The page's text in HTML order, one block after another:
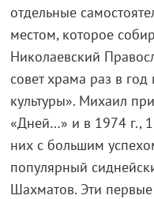
отдельные
местом, которое
Николаевский
совет храма раз в
культуры». Михаил
«Дней…» и в 1974 г.,
них с большим
популярный
Шахматов. Эти